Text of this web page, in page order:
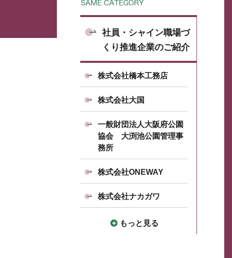
社員・シャイン職場づ
くり推進企業のご紹介
株式会社橋本工務店
株式会社大国
一般財団法人大阪府公園
協会 大渕池公園管理事
務所
株式会社ONEWAY
株式会社ナカガワ
もっと見る